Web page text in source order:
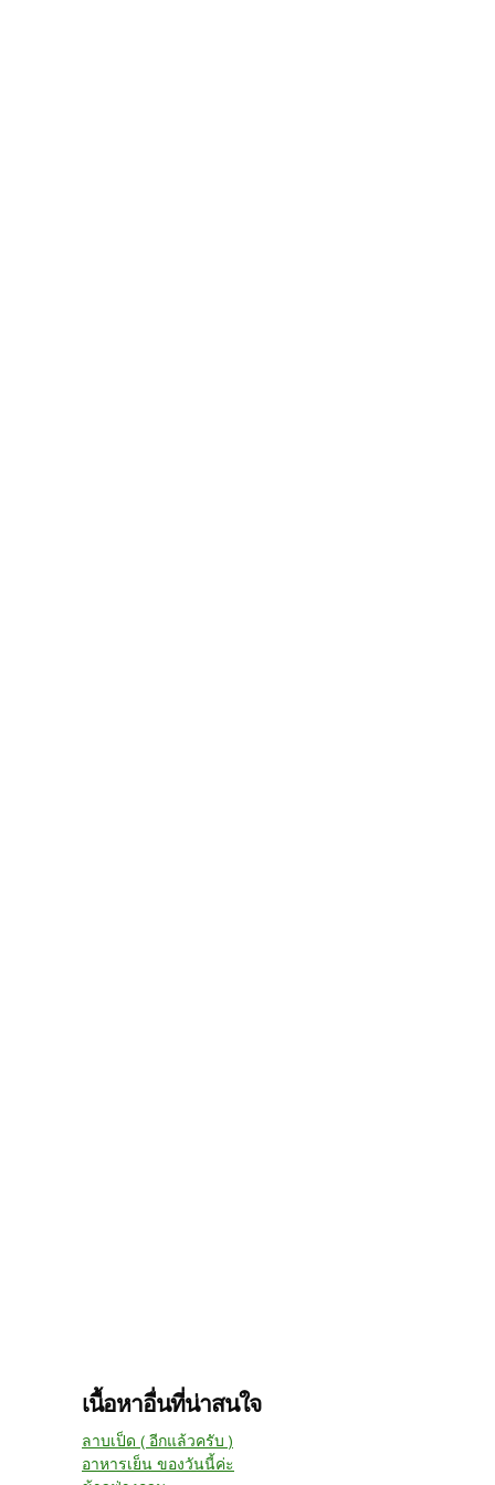
เนื้อหาอื่นที่น่าสนใจ
ลาบเป็ด ( อีกแล้วครับ )
อาหารเย็น ของวันนี้ค่ะ